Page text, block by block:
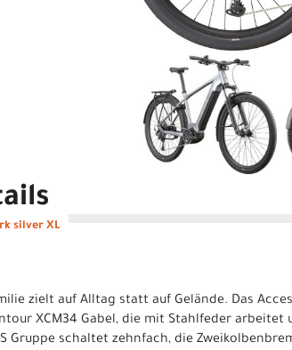
silver XL
zielt auf Alltag statt auf Gelände. Das
XCM34 Gabel, die mit Stahlfeder
Gruppe schaltet zehnfach, die